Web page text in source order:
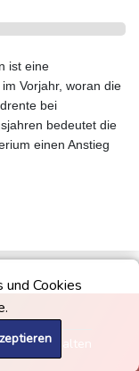
Cookies
ist eine
Vorjahr, woran die
bei
bedeutet die
einen Anstieg
vorbehalten